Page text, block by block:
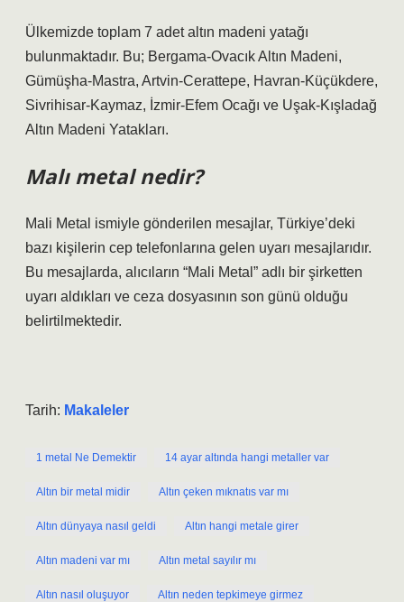
Ülkemizde toplam 7 adet altın madeni yatağı
bulunmaktadır. Bu; Bergama-Ovacık Altın Madeni,
Gümüşha-Mastra, Artvin-Cerattepe, Havran-Küçükdere,
Sivrihisar-Kaymaz, İzmir-Efem Ocağı ve Uşak-Kışladağ
Altın Madeni Yatakları.
Malı metal nedir?
Mali Metal ismiyle gönderilen mesajlar, Türkiye’deki
bazı kişilerin cep telefonlarına gelen uyarı mesajlarıdır.
Bu mesajlarda, alıcıların “Mali Metal” adlı bir şirketten
uyarı aldıkları ve ceza dosyasının son günü olduğu
belirtilmektedir.
Tarih: Makaleler
1 metal Ne Demektir 14 ayar altında hangi metaller var
Altın bir metal midir Altın çeken mıknatıs var mı
Altın dünyaya nasıl geldi Altın hangi metale girer
Altın madeni var mı Altın metal sayılır mı
Altın nasıl oluşuyor Altın neden tepkimeye girmez